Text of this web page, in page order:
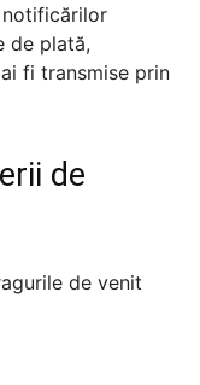
de plată,
fi transmise prin
de
de venit